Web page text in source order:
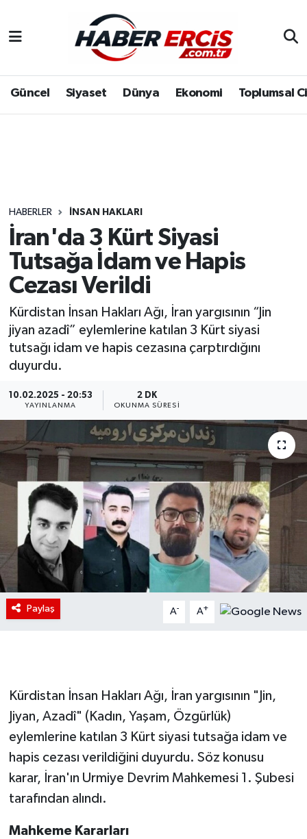
Güncel Siyaset Dünya Ekonomi Toplumsal
HABERLER İNSAN HAKLARI
İran'da 3 Kürt Siyasi
Tutsağa İdam ve Hapis
Cezası Verildi
Kürdistan İnsan Hakları Ağı, İran yargısının “Jin
jiyan azadî” eylemlerine katılan 3 Kürt siyasi
tutsağı idam ve hapis cezasına çarptırdığını
duyurdu.
10.02.2025 - 20:53
YAYINLANMA
2 DK
OKUNMA SÜRESI
Paylaş A- A+
Kürdistan İnsan Hakları Ağı, İran yargısının "Jin,
Jiyan, Azadî" (Kadın, Yaşam, Özgürlük)
eylemlerine katılan 3 Kürt siyasi tutsağa idam ve
hapis cezası verildiğini duyurdu. Söz konusu
karar, İran'ın Urmiye Devrim Mahkemesi 1. Şubesi
tarafından alındı.
Mahkeme Kararları